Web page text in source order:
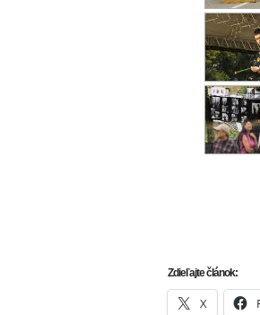
ARCHÍVNE
Nová akcia
Hokejové
Zdraví
Štartuje už
tejto sezóny živo
Cez víkend